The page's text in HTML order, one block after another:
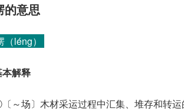
的意思
（léng）
本解释
～场〕木材采运过程中汇集、堆存和转运